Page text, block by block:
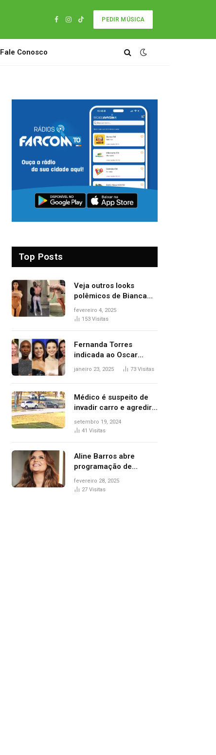
Facebook
Instagram
TikTok
PEDIR MÚSICA
Fale Conosco
Top Posts
Veja outros looks
polêmicos de Bianca
Censori, esposa de
Kanye West que
fevereiro 4, 2025
153 Visitas
Fernanda Torres
indicada ao Oscar
2025: veja as
janeiro 23, 2025 73 Visitas
Médico é suspeito de
invadir carro e agredir
delegado aposentado
durante confusão no
setembro 19, 2024
41 Visitas
Aline Barros abre
programação de
Carnaval na Praça dos
Girassóis nesta sexta-
fevereiro 28, 2025
27 Visitas